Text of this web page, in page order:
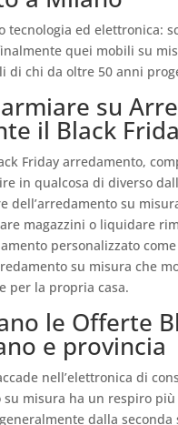
tecnologia ed elettronica:
quei mobili su
di chi da oltre 50 anni
su
il Black
Friday arredamento,
in qualcosa di diverso
dell’arredamento su
magazzini o liquidare
personalizzato
su misura che
per la propria casa.
le Offerte
e provincia
nell’elettronica di
su misura ha un respiro
dalla